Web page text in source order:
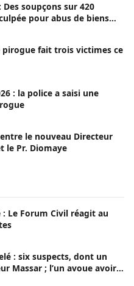
soupçons sur 420
pour abus de biens
fait trois victimes ce
: la police a saisi une
le nouveau Directeur
le Pr. Diomaye
Le Forum Civil réagit au
: six suspects, dont un
Massar ; l’un avoue avoir